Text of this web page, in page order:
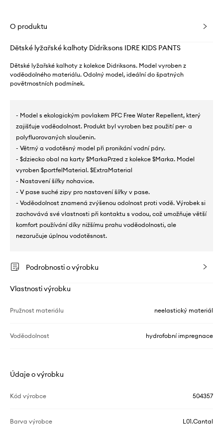
O produktu
Dětské lyžařské kalhoty Didriksons IDRE KIDS PANTS
Dětské lyžařské kalhoty z kolekce Didriksons. Model vyroben z
voděodolného materiálu. Odolný model, ideální do špatných
povětrnostních podmínek.
- Model s ekologickým povlakem PFC Free Water Repellent, který
zajišťuje voděodolnost. Produkt byl vyroben bez použití per- a
polyfluorovaných sloučenin.
- Větrný a vodotěsný model při pronikání vodní páry.
- $dziecko obal na karty $MarkaPrzed z kolekce $Marka. Model
vyroben $portfelMaterial. $ExtraMaterial
- Nastavení šířky nohavice.
- V pase suché zipy pro nastavení šířky v pase.
- Voděodolnost znamená zvýšenou odolnost proti vodě. Výrobek si
zachovává své vlastnosti při kontaktu s vodou, což umožňuje větší
komfort používání díky nižšímu prahu voděodolnosti, ale
nezaručuje úplnou vodotěsnost.
Podrobnosti o výrobku
Vlastnosti výrobku
Pružnost materiálu neelastický materiál
Voděodolnost hydrofobní impregnace
Údaje o výrobku
Kód výrobce 504357
Barva výrobce L01.Cantal